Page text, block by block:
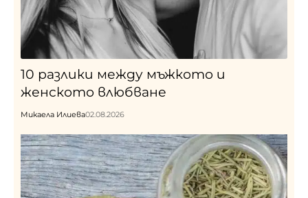
10 разлики между мъжкото и
женското влюбване
Микаела Илиева02.08.2026